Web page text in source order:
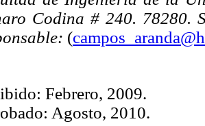
Codina # 240. 78280.
(
Febrero, 2009.
Agosto, 2010.